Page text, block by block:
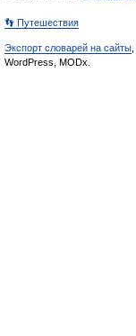
👣 Путешествия
Экспорт словарей на сайты
WordPress, MODx.